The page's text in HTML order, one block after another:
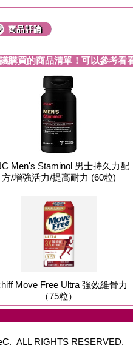
購買的商品清單！可以參考看
Men's Staminol 男士持久力配
方/增強活力/提高耐力 (60粒)
Move Free Ultra 強效維骨力
（75粒）
ALL RIGHTS RESERVED.